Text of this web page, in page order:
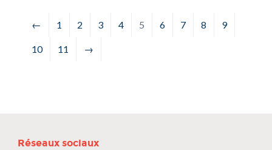
← 1 2 3 4 5 6 7 8 9
10 11 →
Réseaux sociaux